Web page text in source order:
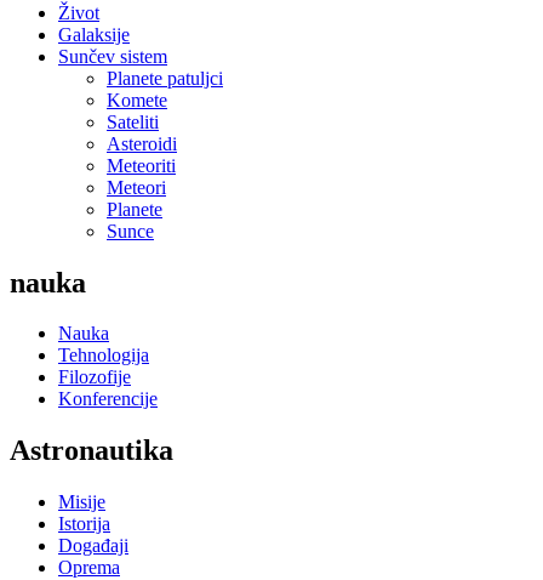
Život
Galaksije
Sunčev sistem
Planete patuljci
Komete
Sateliti
Asteroidi
Meteoriti
Meteori
Planete
Sunce
nauka
Nauka
Tehnologija
Filozofije
Konferencije
Astronautika
Misije
Istorija
Događaji
Oprema